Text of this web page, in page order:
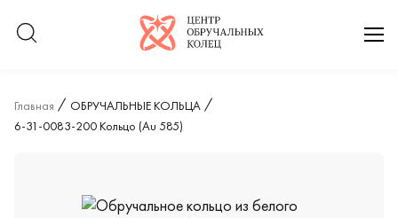
Логотип компании
Главная
ОБРУЧАЛЬНЫЕ КОЛЬЦА
6-31-0083-200 Кольцо (Au 585)